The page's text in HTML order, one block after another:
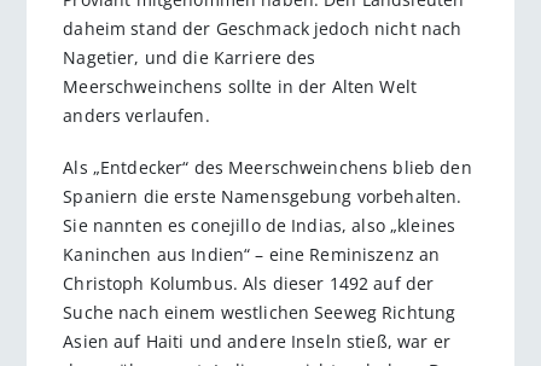
daheim stand der Geschmack jedoch nicht nach
Nagetier, und die Karriere des
Meerschweinchens sollte in der Alten Welt
anders verlaufen.
Als „Entdecker“ des Meerschweinchens blieb den
Spaniern die erste Namensgebung vorbehalten.
Sie nannten es conejillo de Indias, also „kleines
Kaninchen aus Indien“ – eine Reminiszenz an
Christoph Kolumbus. Als dieser 1492 auf der
Suche nach einem westlichen Seeweg Richtung
Asien auf Haiti und andere Inseln stieß, war er